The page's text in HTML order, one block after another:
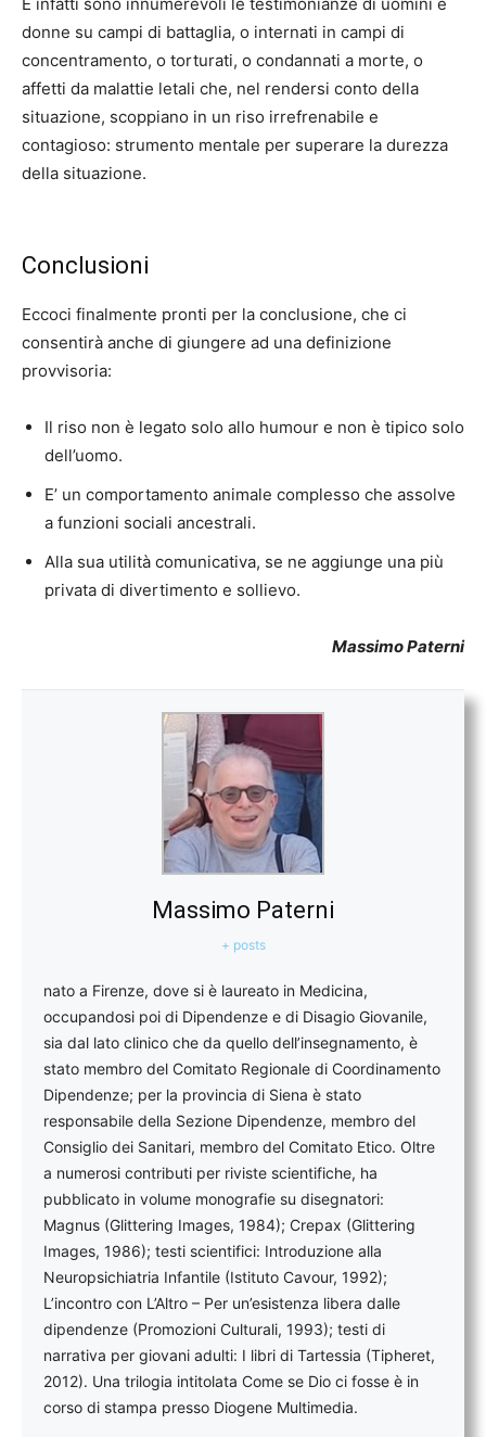
donne su campi di battaglia, o internati in campi di
concentramento, o torturati, o condannati a morte, o
affetti da malattie letali che, nel rendersi conto della
situazione, scoppiano in un riso irrefrenabile e
contagioso: strumento mentale per superare la durezza
della situazione.
Conclusioni
Eccoci finalmente pronti per la conclusione, che ci
consentirà anche di giungere ad una definizione
provvisoria:
Il riso non è legato solo allo humour e non è tipico solo
dell’uomo.
E’ un comportamento animale complesso che assolve
a funzioni sociali ancestrali.
Alla sua utilità comunicativa, se ne aggiunge una più
privata di divertimento e sollievo.
Massimo Paterni
Massimo Paterni
+ posts
nato a Firenze, dove si è laureato in Medicina,
occupandosi poi di Dipendenze e di Disagio Giovanile,
sia dal lato clinico che da quello dell’insegnamento, è
stato membro del Comitato Regionale di Coordinamento
Dipendenze; per la provincia di Siena è stato
responsabile della Sezione Dipendenze, membro del
Consiglio dei Sanitari, membro del Comitato Etico. Oltre
a numerosi contributi per riviste scientifiche, ha
pubblicato in volume monografie su disegnatori:
Magnus (Glittering Images, 1984); Crepax (Glittering
Images, 1986); testi scientifici: Introduzione alla
Neuropsichiatria Infantile (Istituto Cavour, 1992);
L’incontro con L’Altro – Per un’esistenza libera dalle
dipendenze (Promozioni Culturali, 1993); testi di
narrativa per giovani adulti: I libri di Tartessia (Tipheret,
2012). Una trilogia intitolata Come se Dio ci fosse è in
corso di stampa presso Diogene Multimedia.